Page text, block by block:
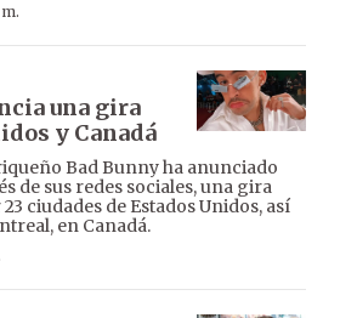
una gira
y Canadá
Bad Bunny ha anunciado
de sus redes sociales, una gira
ciudades de Estados Unidos, así
en Canadá.